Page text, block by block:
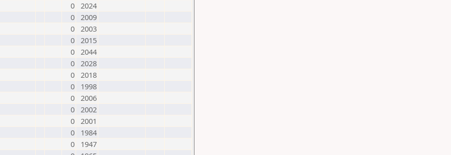
0 2024
0 2009
0 2003
0 2015
0 2044
0 2028
0 2018
0
1998
0 2006
0 2002
0 2001
0
1984
0
1947